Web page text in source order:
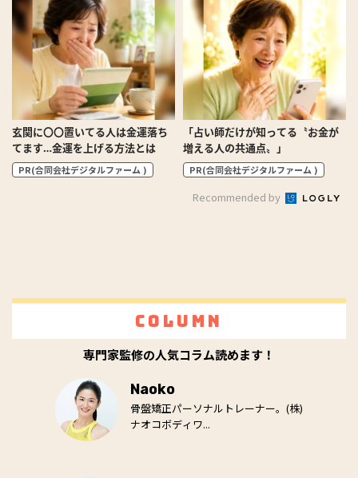
玄関に〇〇置いてる人は金運落ち
てます…金運を上げる方法とは
PR(合同会社デジタルファーム )
「占い師だけが知ってる〝お金が
増える人の共通点〟」
PR(合同会社デジタルファーム )
Recommended by
Column
専門家監修の人気コラム読めます！
Naoko
骨盤矯正パーソナルトレーナー。(株)
ナオコボディワ...